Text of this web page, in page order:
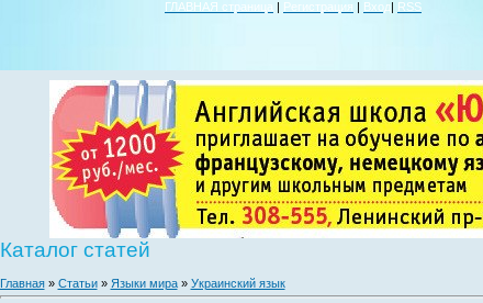
ГЛАВНАЯ страница | Регистрация | Вход| RSS
Каталог статей
Главная» Статьи» Языки мира» Украинский язык